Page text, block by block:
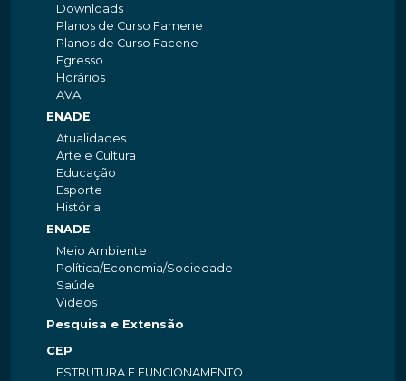
Downloads
Planos de Curso Famene
Planos de Curso Facene
Egresso
Horários
AVA
ENADE
Atualidades
Arte e Cultura
Educação
Esporte
História
ENADE
Meio Ambiente
Política/Economia/Sociedade
Saúde
Videos
Pesquisa e Extensão
CEP
ESTRUTURA E FUNCIONAMENTO